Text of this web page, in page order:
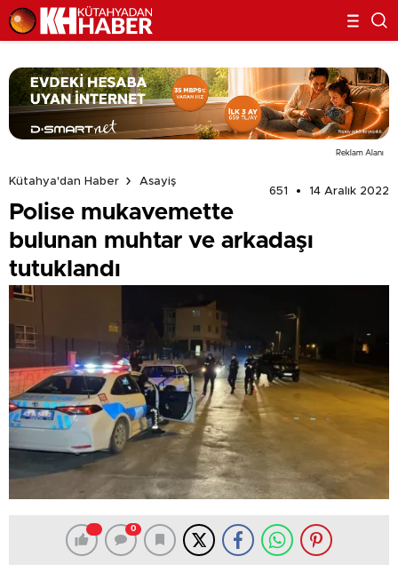
Reklam Alanı
Kütahya'dan Haber
Asayiş
651
14 Aralık 2022
Polise mukavemette
bulunan muhtar ve arkadaşı
tutuklandı
0